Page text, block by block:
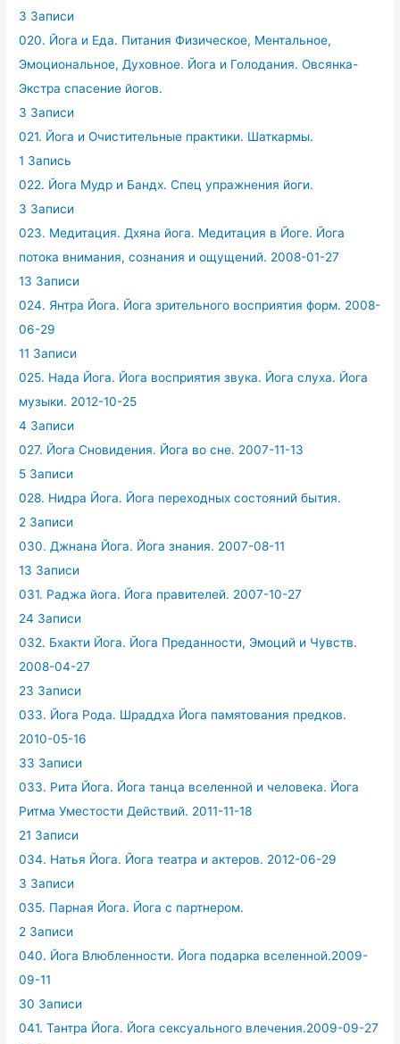
3 Записи
020. Йога и Еда. Питания Физическое, Ментальное,
Эмоциональное, Духовное. Йога и Голодания. Овсянка-
Экстра спасение йогов.
3 Записи
021. Йога и Очистительные практики. Шаткармы.
1 Запись
022. Йога Мудр и Бандх. Спец упражнения йоги.
3 Записи
023. Медитация. Дхяна йога. Медитация в Йоге. Йога
потока внимания, сознания и ощущений. 2008-01-27
13 Записи
024. Янтра Йога. Йога зрительного восприятия форм. 2008-
06-29
11 Записи
025. Нада Йога. Йога восприятия звука. Йога слуха. Йога
музыки. 2012-10-25
4 Записи
027. Йога Сновидения. Йога во сне. 2007-11-13
5 Записи
028. Нидра Йога. Йога переходных состояний бытия.
2 Записи
030. Джнана Йога. Йога знания. 2007-08-11
13 Записи
031. Раджа йога. Йога правителей. 2007-10-27
24 Записи
032. Бхакти Йога. Йога Преданности, Эмоций и Чувств.
2008-04-27
23 Записи
033. Йога Рода. Шраддха Йога памятования предков.
2010-05-16
33 Записи
033. Рита Йога. Йога танца вселенной и человека. Йога
Ритма Уместости Действий. 2011-11-18
21 Записи
034. Натья Йога. Йога театра и актеров. 2012-06-29
3 Записи
035. Парная Йога. Йога с партнером.
2 Записи
040. Йога Влюбленности. Йога подарка вселенной.2009-
09-11
30 Записи
041. Тантра Йога. Йога сексуального влечения.2009-09-27